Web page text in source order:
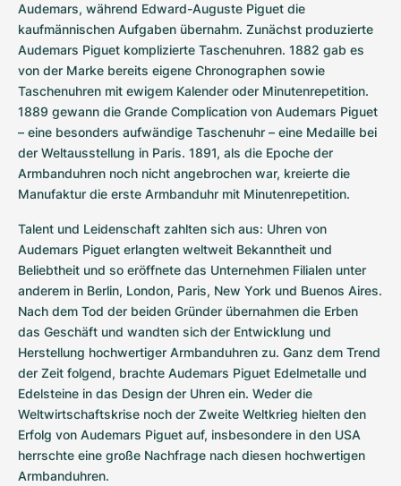
Audemars, während Edward-Auguste Piguet die
kaufmännischen Aufgaben übernahm. Zunächst produzierte
Audemars Piguet komplizierte Taschenuhren. 1882 gab es
von der Marke bereits eigene Chronographen sowie
Taschenuhren mit ewigem Kalender oder Minutenrepetition.
1889 gewann die Grande Complication von Audemars Piguet
– eine besonders aufwändige Taschenuhr – eine Medaille bei
der Weltausstellung in Paris. 1891, als die Epoche der
Armbanduhren noch nicht angebrochen war, kreierte die
Manufaktur die erste Armbanduhr mit Minutenrepetition.
Talent und Leidenschaft zahlten sich aus: Uhren von
Audemars Piguet erlangten weltweit Bekanntheit und
Beliebtheit und so eröffnete das Unternehmen Filialen unter
anderem in Berlin, London, Paris, New York und Buenos Aires.
Nach dem Tod der beiden Gründer übernahmen die Erben
das Geschäft und wandten sich der Entwicklung und
Herstellung hochwertiger Armbanduhren zu. Ganz dem Trend
der Zeit folgend, brachte Audemars Piguet Edelmetalle und
Edelsteine in das Design der Uhren ein. Weder die
Weltwirtschaftskrise noch der Zweite Weltkrieg hielten den
Erfolg von Audemars Piguet auf, insbesondere in den USA
herrschte eine große Nachfrage nach diesen hochwertigen
Armbanduhren.